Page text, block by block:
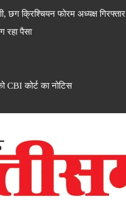
क्रिश्चियन फोरम अध्यक्ष गिरफ्तार
रहा पैसा
कोर्ट का नोटिस